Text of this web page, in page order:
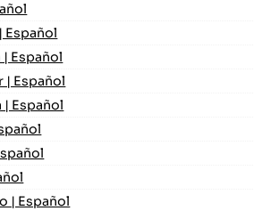
Español
| Español
| Español
| Español
| Español